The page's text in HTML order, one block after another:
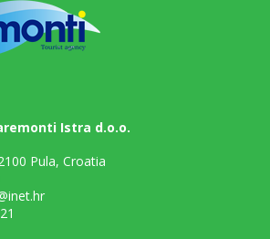
Istra d.o.o.
Pula, Croatia